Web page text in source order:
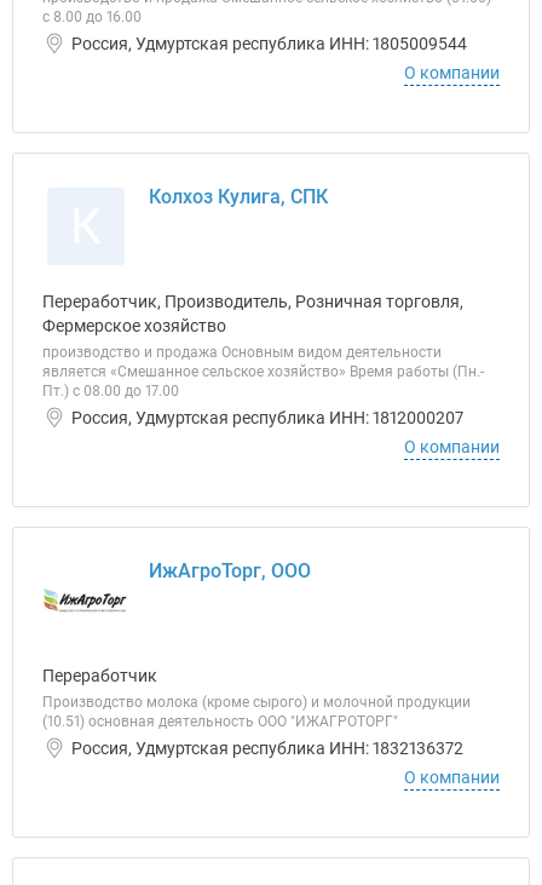
с 8.00 до 16.00
Россия, Удмуртская республика ИНН: 1805009544
О компании
Колхоз Кулига, СПК
Переработчик, Производитель, Розничная торговля,
Фермерское хозяйство
производство и продажа Основным видом деятельности
является «Смешанное сельское хозяйство» Время работы (Пн.-
Пт.) с 08.00 до 17.00
Россия, Удмуртская республика ИНН: 1812000207
О компании
ИжАгроТорг, ООО
Переработчик
Производство молока (кроме сырого) и молочной продукции
(10.51) основная деятельность ООО "ИЖАГРОТОРГ"
Россия, Удмуртская республика ИНН: 1832136372
О компании